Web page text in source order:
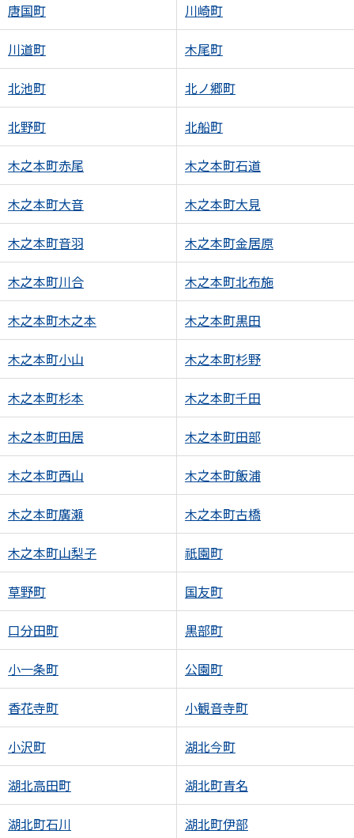
唐国町 川崎町
川道町 木尾町
北池町 北ノ郷町
北野町 北船町
木之本町赤尾 木之本町石道
木之本町大音 木之本町大見
木之本町音羽 木之本町金居原
木之本町川合 木之本町北布施
木之本町木之本 木之本町黒田
木之本町小山 木之本町杉野
木之本町杉本 木之本町千田
木之本町田居 木之本町田部
木之本町西山 木之本町飯浦
木之本町廣瀬 木之本町古橋
木之本町山梨子 祇園町
草野町 国友町
口分田町 黒部町
小一条町 公園町
香花寺町 小観音寺町
小沢町 湖北今町
湖北高田町 湖北町青名
湖北町石川 湖北町伊部